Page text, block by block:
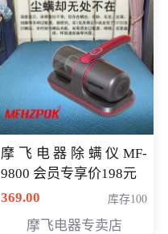
摩飞电器除螨仪MF-
9800 会员专享价198元
369.00
库存100
摩飞电器专卖店